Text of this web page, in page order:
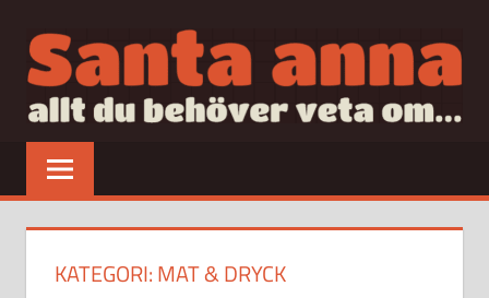
innehåll
allt
veta
KATEGORI:MAT & DRYCK